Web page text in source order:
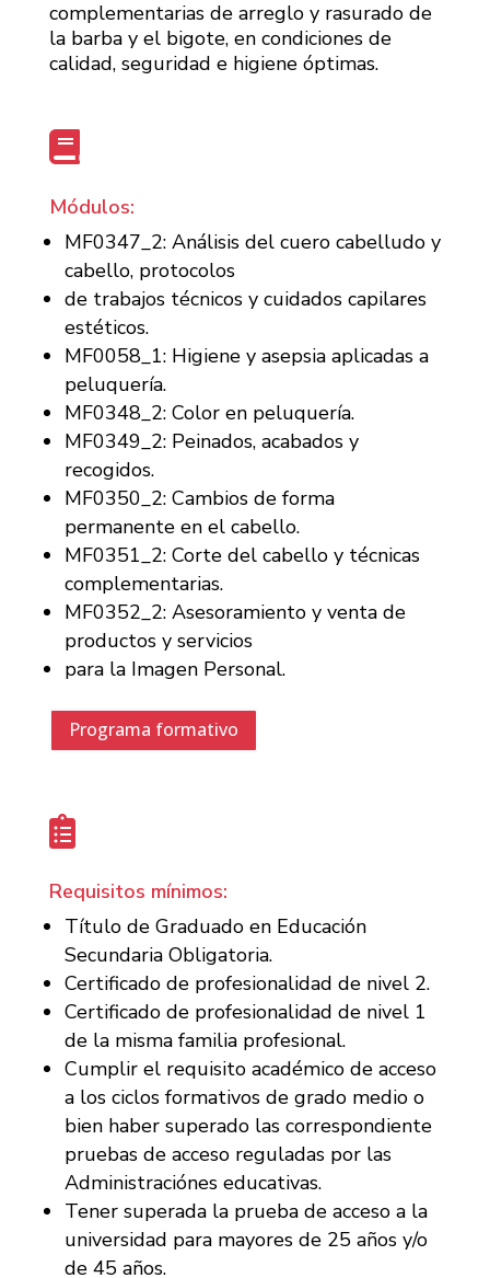
complementarias de arreglo y rasurado de
la barba y el bigote, en condiciones de
calidad, seguridad e higiene óptimas.

Módulos:
MF0347_2: Análisis del cuero cabelludo y
cabello, protocolos
de trabajos técnicos y cuidados capilares
estéticos.
MF0058_1: Higiene y asepsia aplicadas a
peluquería.
MF0348_2: Color en peluquería.
MF0349_2: Peinados, acabados y
recogidos.
MF0350_2: Cambios de forma
permanente en el cabello.
MF0351_2: Corte del cabello y técnicas
complementarias.
MF0352_2: Asesoramiento y venta de
productos y servicios
para la Imagen Personal.
Programa formativo

Requisitos mínimos:
Título de Graduado en Educación
Secundaria Obligatoria.
Certificado de profesionalidad de nivel 2.
Certificado de profesionalidad de nivel 1
de la misma familia profesional.
Cumplir el requisito académico de acceso
a los ciclos formativos de grado medio o
bien haber superado las correspondiente
pruebas de acceso reguladas por las
Administraciónes educativas.
Tener superada la prueba de acceso a la
universidad para mayores de 25 años y/o
de 45 años.